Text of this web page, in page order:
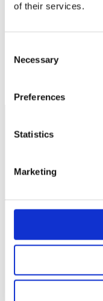
of their services.
Selection
Necessary
Preferences
Statistics
Marketing
Nyheter
LÄS MER »
Förmåner
Rådgivning
Om oss